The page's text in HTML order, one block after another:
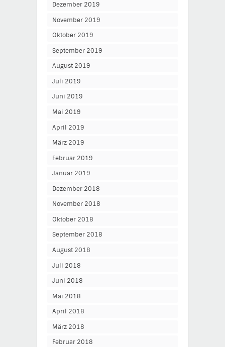
Dezember 2019
November 2019
Oktober 2019
September 2019
August 2019
Juli 2019
Juni 2019
Mai 2019
April 2019
März 2019
Februar 2019
Januar 2019
Dezember 2018
November 2018
Oktober 2018
September 2018
August 2018
Juli 2018
Juni 2018
Mai 2018
April 2018
März 2018
Februar 2018